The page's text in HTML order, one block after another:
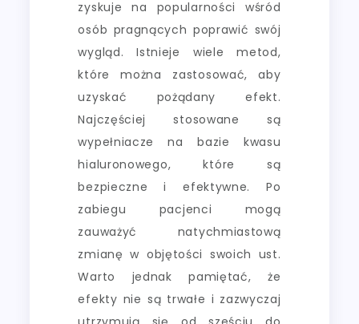
zyskuje na popularności wśród
osób pragnących poprawić swój
wygląd. Istnieje wiele metod,
które można zastosować, aby
uzyskać pożądany efekt.
Najczęściej stosowane są
wypełniacze na bazie kwasu
hialuronowego, które są
bezpieczne i efektywne. Po
zabiegu pacjenci mogą
zauważyć natychmiastową
zmianę w objętości swoich ust.
Warto jednak pamiętać, że
efekty nie są trwałe i zazwyczaj